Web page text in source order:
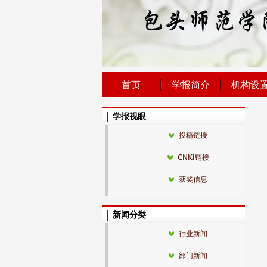
首页 学报简介 机构设
学报视眼
投稿链接
CNKI链接
获奖信息
新闻分类
行业新闻
部门新闻